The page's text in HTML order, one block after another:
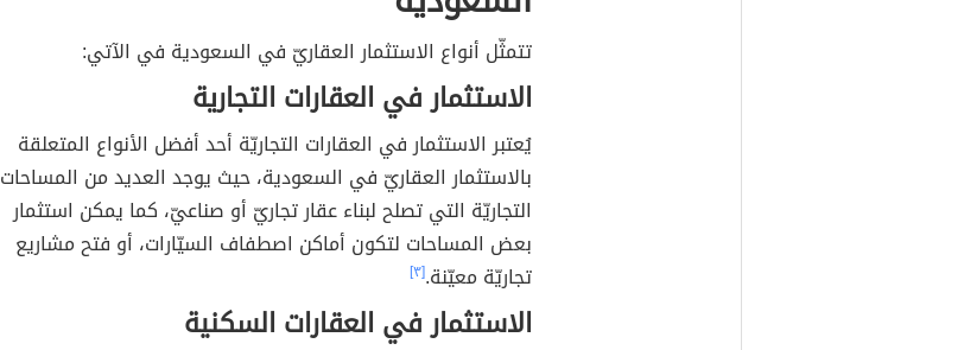
تتمثّل أنواع الاستثمار العقاريّ في السعودية في الآتي:
الاستثمار في العقارات التجارية
يُعتبر الاستثمار في العقارات التجاريّة أحد أفضل الأنواع المتعلقة
بالاستثمار العقاريّ في السعودية، حيث يوجد العديد من المساحات
التجاريّة التي تصلح لبناء عقار تجاريّ أو صناعيّ، كما يمكن استثمار
بعض المساحات لتكون أماكن اصطفاف السيّارات، أو فتح مشاريع
تجاريّة معيّنة.[٣]
الاستثمار في العقارات السكنية